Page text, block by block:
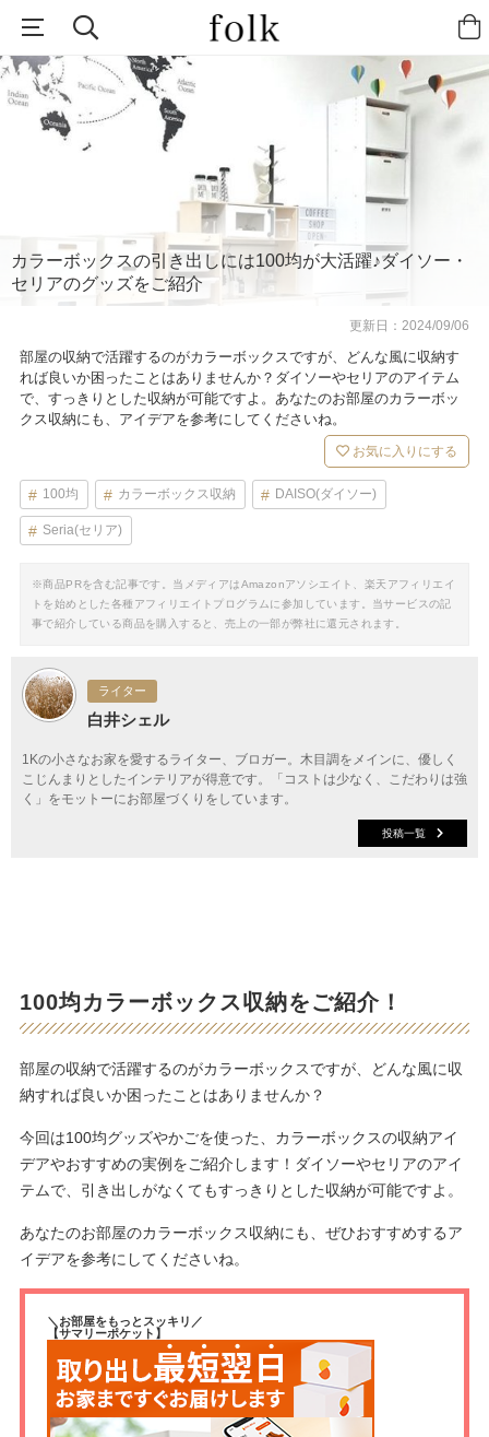
カラーボックスの引き出しには100均が大活躍♪ダイソー・
セリアのグッズをご紹介
更新日：2024/09/06
部屋の収納で活躍するのがカラーボックスですが、どんな風に収納す
れば良いか困ったことはありませんか？ダイソーやセリアのアイテム
で、すっきりとした収納が可能ですよ。あなたのお部屋のカラーボッ
クス収納にも、アイデアを参考にしてくださいね。
お気に入りにする
100均 カラーボックス収納 DAISO(ダイソー)
Seria(セリア)
※商品PRを含む記事です。当メディアはAmazonアソシエイト、楽天アフィリエイ
トを始めとした各種アフィリエイトプログラムに参加しています。当サービスの記
事で紹介している商品を購入すると、売上の一部が弊社に還元されます。
ライター
白井シェル
1Kの小さなお家を愛するライター、ブロガー。木目調をメインに、優しく
こじんまりとしたインテリアが得意です。「コストは少なく、こだわりは強
く」をモットーにお部屋づくりをしています。
投稿一覧
100均カラーボックス収納をご紹介！
部屋の収納で活躍するのがカラーボックスですが、どんな風に収
納すれば良いか困ったことはありませんか？
今回は100均グッズやかごを使った、カラーボックスの収納アイ
デアやおすすめの実例をご紹介します！ダイソーやセリアのアイ
テムで、引き出しがなくてもすっきりとした収納が可能ですよ。
あなたのお部屋のカラーボックス収納にも、ぜひおすすめするア
イデアを参考にしてくださいね。
＼お部屋をもっとスッキリ／
【サマリーポケット】